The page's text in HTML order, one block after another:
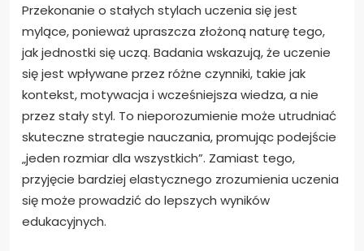
Przekonanie o stałych stylach uczenia się jest
mylące, ponieważ upraszcza złożoną naturę tego,
jak jednostki się uczą. Badania wskazują, że uczenie
się jest wpływane przez różne czynniki, takie jak
kontekst, motywacja i wcześniejsza wiedza, a nie
przez stały styl. To nieporozumienie może utrudniać
skuteczne strategie nauczania, promując podejście
„jeden rozmiar dla wszystkich”. Zamiast tego,
przyjęcie bardziej elastycznego zrozumienia uczenia
się może prowadzić do lepszych wyników
edukacyjnych.